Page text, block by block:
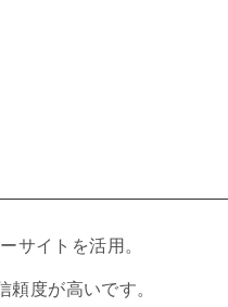
サイトを活用。
頼度が高いです。